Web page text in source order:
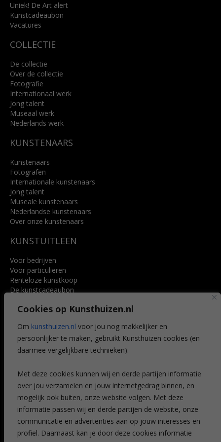
Cookies op Kunsthuizen.nl
Om kunsthuizen.nl voor jou nog makkelijker en
persoonlijker te maken, gebruikt Kunsthuizen cookies (en
daarmee vergelijkbare technieken).
Met deze cookies kunnen wij en derde partijen informatie
over jou verzamelen en jouw internetgedrag binnen, en
mogelijk ook buiten, onze website volgen. Met deze
informatie passen wij en derde partijen de website, onze
communicatie en advertenties aan op jouw interesses en
profiel. Daarnaast kan je door deze cookies informatie
Lees meer
Uniek! De Art alert
Kunstcadeaubon
Vacatures
COLLECTIE
De collectie
Over de collectie
Fotografie
Internationaal werk
Jong talent
Museaal werk
Nederlands werk
KUNSTENAARS
Kunstenaars
Fotografen
Internationale kunstenaars
Jong talent
Museale kunstenaars
Nederlandse kunstenaars
Over onze kunstenaars
KUNSTUITLEEN
Voor bedrijven
Voor particulieren
Renteloze kunstkoop
De kunstcadeaubon
Voordelen
Veelgestelde vragen
CONTACT
Leiden
Amsterdam
Breda
Favorieten
Mijn art alert